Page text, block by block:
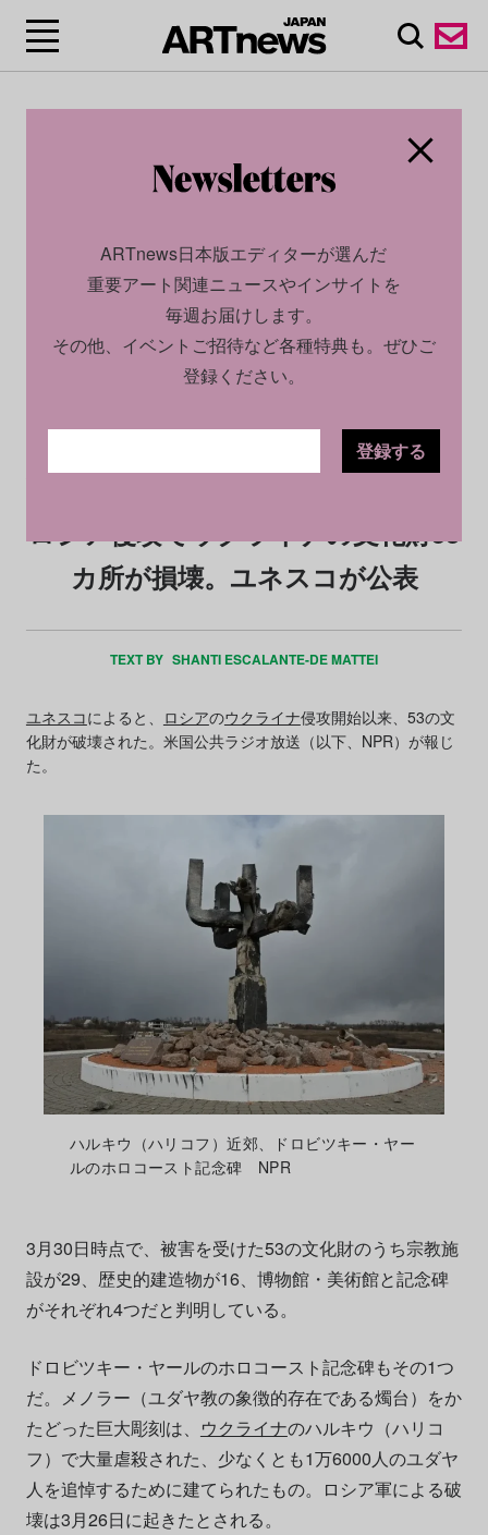
2022.04.15
ロシア侵攻でウクライナの文化財53
カ所が損壊。ユネスコが公表
TEXT BY SHANTI ESCALANTE-DE MATTEI
ユネスコによると、 ロシアのウクライナ侵攻開始以来、53の文
化財が破壊された。米国公共ラジオ放送（以下、NPR）が報じ
た。
ハルキウ（ハリコフ）近郊、ドロビツキー・ヤー
ルのホロコースト記念碑 NPR
3月30日時点で、被害を受けた53の文化財のうち宗教施
設が29、歴史的建造物が16、博物館・美術館と記念碑
がそれぞれ4つだと判明している。
ドロビツキー・ヤールのホロコースト記念碑もその1つ
だ。メノラー（ユダヤ教の象徴的存在である燭台）をか
たどった巨大彫刻は、 ウクライナのハルキウ（ハリコ
フ）で大量虐殺された、少なくとも1万6000人のユダヤ
人を追悼するために建てられたもの。ロシア軍による破
壊は3月26日に起きたとされる。
ARTnews日本版エディターが選んだ
重要アート関連ニュースやインサイトを
毎週お届けします。
その他、イベントご招待など各種特典も。ぜひご
登録ください。
登録する